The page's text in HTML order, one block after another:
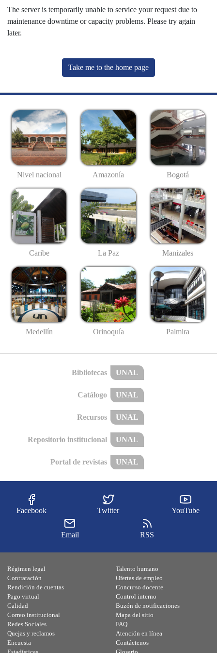
The server is temporarily unable to service your request due to
maintenance downtime or capacity problems. Please try again
later.
Take me to the home page
Nivel nacional Amazonía Bogotá
Caribe La Paz Manizales
Medellín Orinoquía Palmira
Bibliotecas UNAL
Catálogo UNAL
Recursos UNAL
Repositorio institucional UNAL
Portal de revistas UNAL
Facebook Twitter YouTube
Email RSS
Régimen legal
Contratación
Rendición de cuentas
Pago virtual
Calidad
Talento humano
Ofertas de empleo
Concurso docente
Control interno
Buzón de notificaciones
Correo institucional
Redes Sociales
Quejas y reclamos
Encuesta
Mapa del sitio
FAQ
Atención en línea
Contáctenos